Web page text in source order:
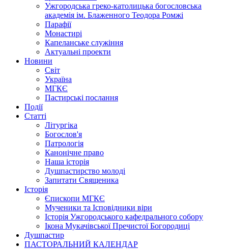
Ужгородська греко-католицька богословська
академія ім. Блаженного Теодора Ромжі
Парафії
Монастирі
Капеланське служіння
Актуальні проекти
Новини
Світ
Україна
МГКЄ
Пастирські послання
Події
Статті
Літургіка
Богослов'я
Патрологія
Канонічне право
Наша історія
Душпастирство молоді
Запитати Священика
Історія
Єпископи МГКЄ
Мученики та Ісповідники віри
Історія Ужгородського кафедрального собору
Ікона Мукачівської Пречистої Богородиці
Душпастир
ПАСТОРАЛЬНИЙ КАЛЕНДАР